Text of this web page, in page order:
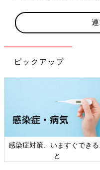
出典：Instagramアカウント「
物が減らせる点や、使い捨
入りのようです。メモ欄が
移動中に大活躍♪ テ
ッグ
ピックアップ
感染症対策、いますぐできる
と